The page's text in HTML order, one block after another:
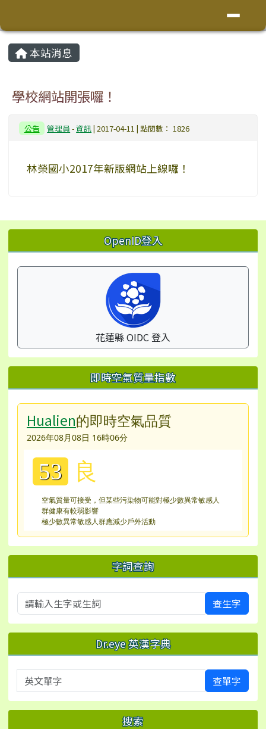
主內容區域
本站消息
學校網站開張囉！
公告 管理員 -資訊| 2017-04-11 | 點閱數： 1826
林榮國小2017年新版網站上線囉！
左邊區域內容 OpenID登入
花蓮縣 OIDC 登入
即時空氣質量指數
Hualien的即時空氣品質
2026年08月08日 16時06分
53 良
空氣質量可接受，但某些污染物可能對極少數異常敏感人
群健康有較弱影響
極少數異常敏感人群應減少戶外活動
字詞查詢
查生字
Dr.eye 英漢字典
英文單字 查單字
搜索
頁尾區域